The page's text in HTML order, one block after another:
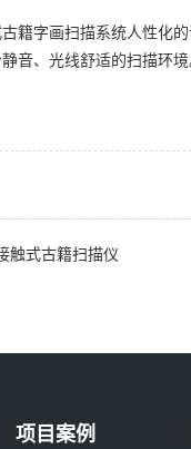
字画扫描系统人性化的
音、光线舒适的扫描环境
触式古籍扫描仪
项目案例